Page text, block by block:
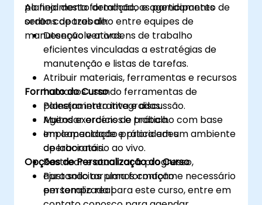
planejamento detalhado e agendamento de
ordens de trabalho entre equipes de
manutenção e ativos.
Ao final desta formação, os participantes
serão capazes de:
Desenvolver ordens de trabalho
eficientes vinculadas a estratégias de
manutenção e listas de tarefas.
Atribuir materiais, ferramentas e recursos
humanos usando ferramentas de
planejamento integradas.
Agendar ordens de trabalho com base
em capacidade e prioridades
operacionais.
Rastrear e atualizar o progresso,
ajustando os planos conforme necessário
em tempo real.
Formato do Curso
Palestra interativa e discussão.
Muitos exercícios e prática.
Implementação prática em um ambiente
de laboratório ao vivo.
Opções de Personalização do Curso
Para solicitar uma formação
personalizada para este curso, entre em